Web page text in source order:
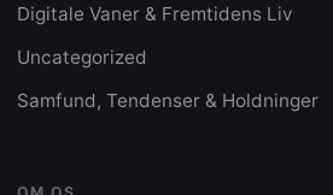
Digitale Vaner & Fremtidens Liv
Uncategorized
Samfund, Tendenser & Holdninger